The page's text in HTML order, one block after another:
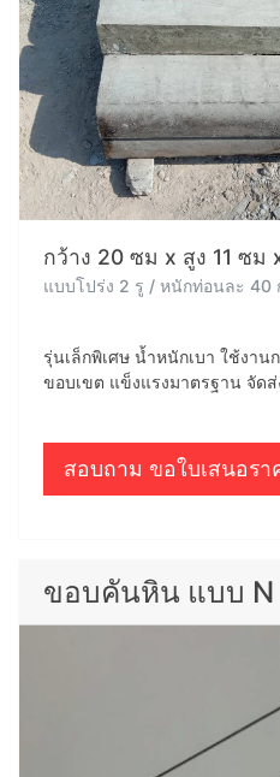
กว้าง 20 ซม x สูง 11 ซม
แบบโปร่ง 2 รู / หนักท่อนละ 40
รุ่นเล็กพิเศษ น้ำหนักเบา ใช้งาน
ขอบเขต แข็งแรงมาตรฐาน จัดส่
สอบถาม ขอใบเสนอรา
ขอบคันหิน แบบ N